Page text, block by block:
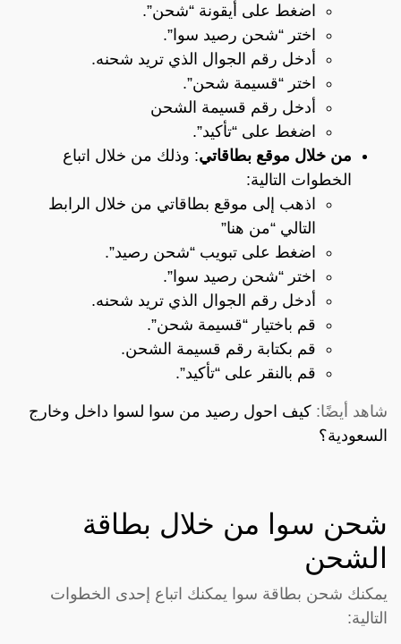
اضغط على أيقونة “شحن”.
اختر “شحن رصيد سوا”.
أدخل رقم الجوال الذي تريد شحنه.
اختر “قسيمة شحن”.
أدخل رقم قسيمة الشحن
اضغط على “تأكيد”.
من خلال موقع بطاقاتي: وذلك من خلال اتباع
الخطوات التالية:
اذهب إلى موقع بطاقاتي من خلال الرابط
التالي “من هنا”
اضغط على تبويب “شحن رصيد”.
اختر “شحن رصيد سوا”.
أدخل رقم الجوال الذي تريد شحنه.
قم باختيار “قسيمة شحن”.
قم بكتابة رقم قسيمة الشحن.
قم بالنقر على “تأكيد”.
شاهد أيضًا: كيف احول رصيد من سوا لسوا داخل وخارج
السعودية؟
شحن سوا من خلال بطاقة
الشحن
يمكنك شحن بطاقة سوا يمكنك اتباع إحدى الخطوات
التالية: